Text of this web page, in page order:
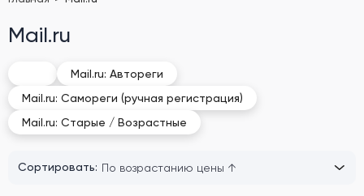
Mail.ru
Mail.ru: Автореги
Mail.ru: Самореги (ручная регистрация)
Mail.ru: Старые / Возрастные
Сортировать: